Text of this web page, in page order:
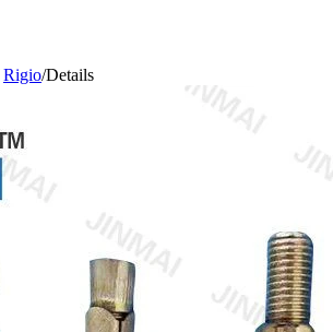
Rigio/Details